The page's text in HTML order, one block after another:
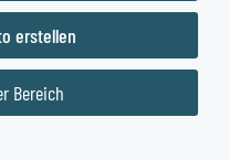
erstellen
Bereich